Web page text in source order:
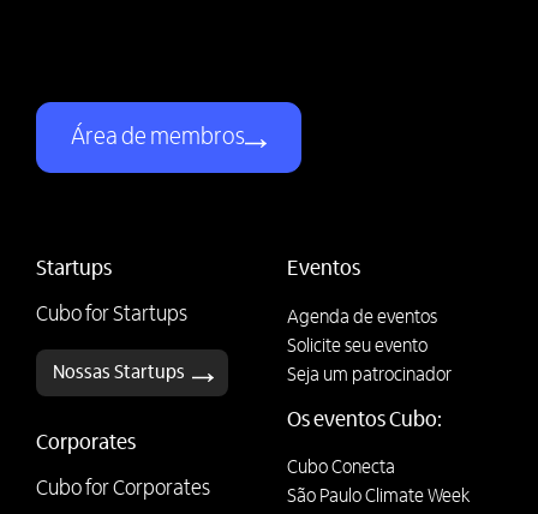
Área de membros
Startups
Cubo for Startups
Nossas Startups
Corporates
Cubo for Corporates
Eventos
Agenda de eventos
Solicite seu evento
Seja um patrocinador
Os eventos Cubo:
Cubo Conecta
São Paulo Climate Week